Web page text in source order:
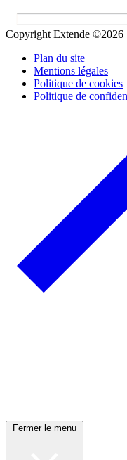
Copyright Extende ©2026
Plan du site
Mentions légales
Politique de cookies
Politique de
Fermer le menu